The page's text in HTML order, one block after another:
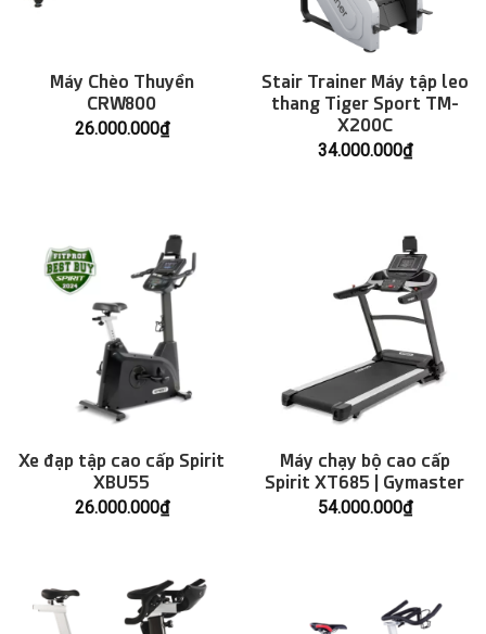
Máy Chèo Thuyền
CRW800
26.000.000₫
Stair Trainer Máy tập leo
thang Tiger Sport TM-
X200C
34.000.000₫
Xe đạp tập cao cấp Spirit
XBU55
26.000.000₫
Máy chạy bộ cao cấp
Spirit XT685 | Gymaster
54.000.000₫